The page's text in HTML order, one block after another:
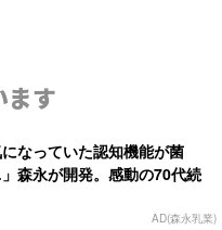
ます
になっていた認知機能が菌
森永が開発。感動の70代続
AD(森永乳業)